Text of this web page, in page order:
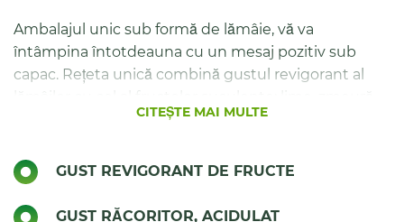
Ambalajul unic sub formă de lămâie, vă va
întâmpina întotdeauna cu un mesaj pozitiv sub
capac. Rețeta unică combină gustul revigorant al
ananas și pepene.
Gama este completată de varianta carbogazoasă,
care aduce un plus de efervescență și o experiență
diferită de consum. Disponibilă în format doză slim
CITEȘTE MAI MULTE
GUST REVIGORANT DE FRUCTE
GUST RĂCORITOR, ACIDULAT